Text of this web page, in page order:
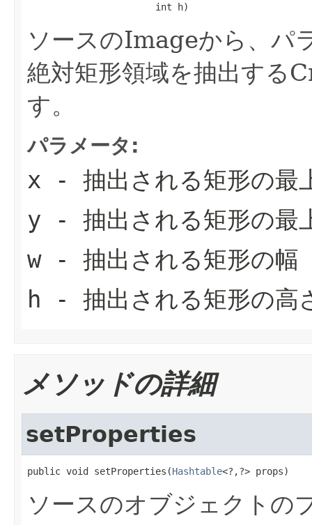
                       int h)
ソースのImageから、パ
絶対矩形領域を抽出す
す。
パラメータ:
x - 抽出される矩形の最
y - 抽出される矩形の最
w- 抽出される矩形の幅
h - 抽出される矩形の高
メソッドの詳細
setProperties
public void setProperties(Hashtable<?,?> props)
ソースのオブジェクトの